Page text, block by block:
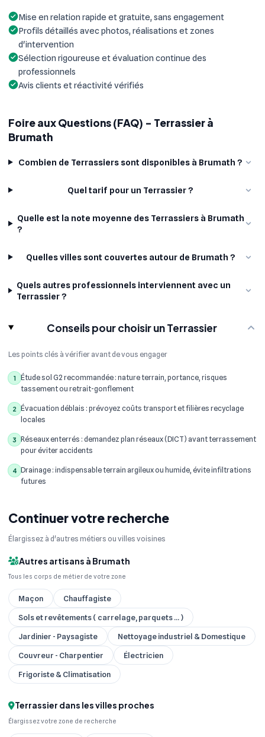
Mise en relation rapide et gratuite, sans engagement
Profils détaillés avec photos, réalisations et zones
d'intervention
Sélection rigoureuse et évaluation continue des
professionnels
Avis clients et réactivité vérifiés
Foire aux Questions (FAQ) - Terrassier à
Brumath
Combien de Terrassiers sont disponibles à Brumath ?
Quel tarif pour un Terrassier ?
Quelle est la note moyenne des Terrassiers à Brumath
?
Quelles villes sont couvertes autour de Brumath ?
Quels autres professionnels interviennent avec un
Terrassier ?
Conseils pour choisir un Terrassier
Les points clés à vérifier avant de vous engager
1
Étude sol G2 recommandée : nature terrain, portance, risques
tassement ou retrait-gonflement
2
Évacuation déblais : prévoyez coûts transport et filières recyclage
locales
3
Réseaux enterrés : demandez plan réseaux (DICT) avant terrassement
pour éviter accidents
4 Drainage : indispensable terrain argileux ou humide, évite infiltrations
futures
Continuer votre recherche
Élargissez à d'autres métiers ou villes voisines
Autres artisans à Brumath
Tous les corps de métier de votre zone
Maçon
Chauffagiste
Sols et revêtements ( carrelage, parquets ... )
Jardinier - Paysagiste
Nettoyage industriel & Domestique
Couvreur - Charpentier
Électricien
Frigoriste & Climatisation
Terrassier dans les villes proches
Élargissez votre zone de recherche